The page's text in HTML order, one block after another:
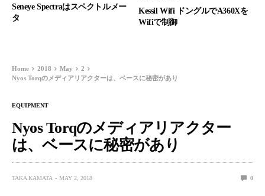
Seneye Spectraはスペクトルメー
タ
Kessil Wifi ドングルでA360Xを
Wifiで制御
Home 2018 May
2
Nyos Torqのメディアリアクターは、ベースに秘密があり
EQUIPMENT
Nyos Torqのメディアリアクター
は、ベースに秘密があり
TAKA KAMATA MAY 2, 2018 0